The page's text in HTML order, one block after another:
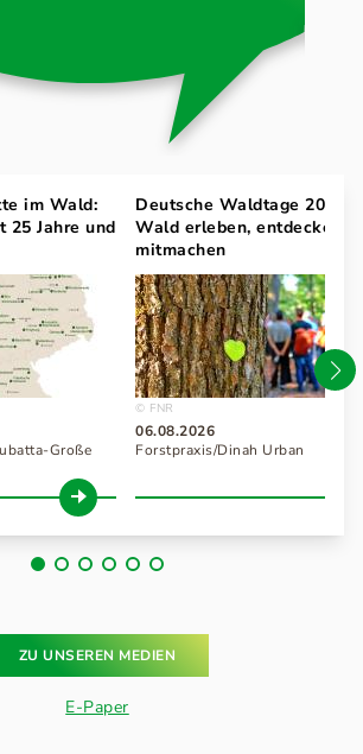
im Wald:
25 Jahre und
Große
Deutsche Waldtage 2026:
Wald erleben, entdecken
mitmachen
FNR
06.08.2026
Forstpraxis/Dinah Urban
ZU UNSEREN MEDIEN
E-Paper